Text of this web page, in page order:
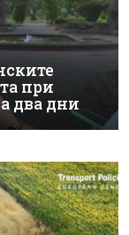
при
два дни